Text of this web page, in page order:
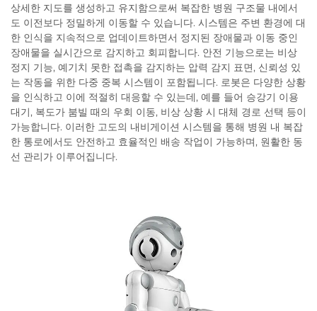
상세한 지도를 생성하고 유지함으로써 복잡한 병원 구조물 내에서
도 이전보다 정밀하게 이동할 수 있습니다. 시스템은 주변 환경에 대
한 인식을 지속적으로 업데이트하면서 정지된 장애물과 이동 중인
장애물을 실시간으로 감지하고 회피합니다. 안전 기능으로는 비상
정지 기능, 예기치 못한 접촉을 감지하는 압력 감지 표면, 신뢰성 있
는 작동을 위한 다중 중복 시스템이 포함됩니다. 로봇은 다양한 상황
을 인식하고 이에 적절히 대응할 수 있는데, 예를 들어 승강기 이용
대기, 복도가 붐빌 때의 우회 이동, 비상 상황 시 대체 경로 선택 등이
가능합니다. 이러한 고도의 내비게이션 시스템을 통해 병원 내 복잡
한 통로에서도 안전하고 효율적인 배송 작업이 가능하며, 원활한 동
선 관리가 이루어집니다.